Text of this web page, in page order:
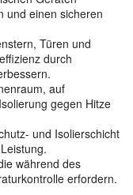
und einen sicheren
Türen und
durch
auf
gegen Hitze
und Isolierschicht
während des
erfordern.